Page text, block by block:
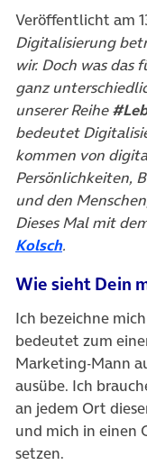
Veröffentlicht am
Digitalisierung
wir. Doch was das
ganz
unserer Reihe
bedeutet
kommen von
Persönlichkeiten,
und den
Dieses Mal mit
Kolsch(öffnet in
.
Wie sieht Dein
Ich bezeichne
bedeutet zum
Marketing-Mann
ausübe. Ich
an jedem Ort
und mich in einen
setzen.